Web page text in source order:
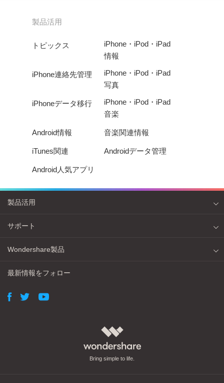
製品活用
トピックス
iPhone・iPod・iPad
情報
iPhone連絡先管理
iPhone・iPod・iPad
写真
iPhoneデータ移行
iPhone・iPod・iPad
音楽
Android情報 音楽関連情報
iTunes関連 Androidデータ管理
Android人気アプリ
Bring simple to life.
製品活用
サポート
Wondershare製品
最新情報をフォロー